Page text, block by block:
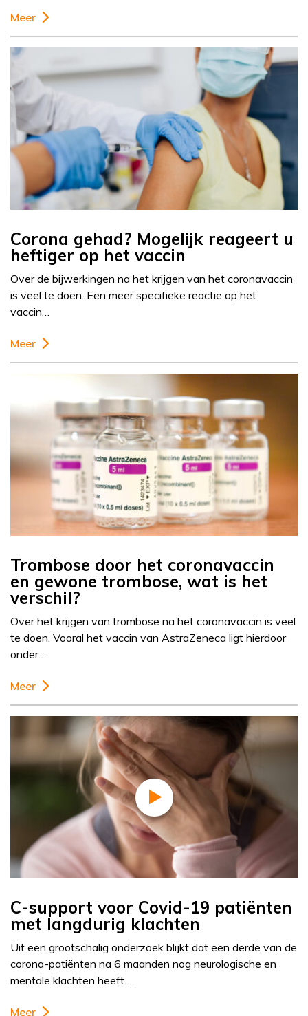
Meer
Corona gehad? Mogelijk reageert u
heftiger op het vaccin
Over de bijwerkingen na het krijgen van het coronavaccin
is veel te doen. Een meer specifieke reactie op het
vaccin…
Meer
Trombose door het coronavaccin
en gewone trombose, wat is het
verschil?
Over het krijgen van trombose na het coronavaccin is veel
te doen. Vooral het vaccin van AstraZeneca ligt hierdoor
onder…
Meer
C-support voor Covid-19 patiënten
met langdurig klachten
Uit een grootschalig onderzoek blijkt dat een derde van de
corona-patiënten na 6 maanden nog neurologische en
mentale klachten heeft….
Meer